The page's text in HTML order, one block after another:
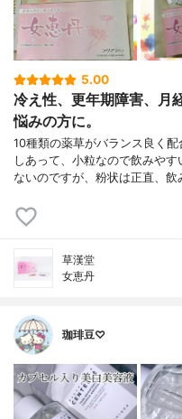
5.00
冷え性、更年期障害、月
悩みの方に。
10種類の薬草がバランス良く
しあって、小粒なので飲みや
ないのですが、粉状は正直、
草漢堂
女恵丹
珈琲豆♡